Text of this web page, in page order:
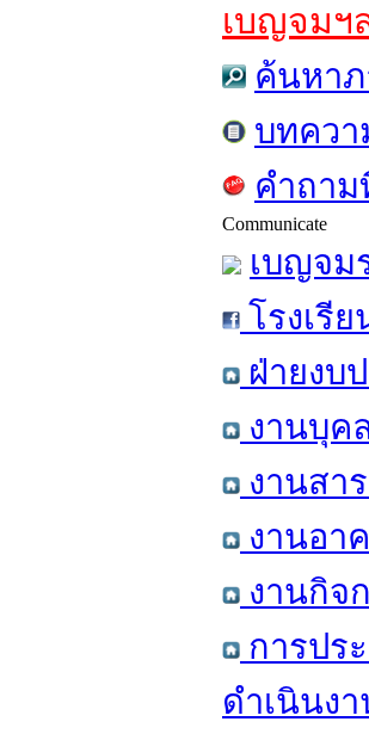
เบญจมฯ
ค้นหาภ
บทควา
คำถา
Communicate
เบญจม
โรงเรี
ฝ่ายงบ
งานบุค
งานสา
งานอา
งานกิจ
การปร
ดำเนินง